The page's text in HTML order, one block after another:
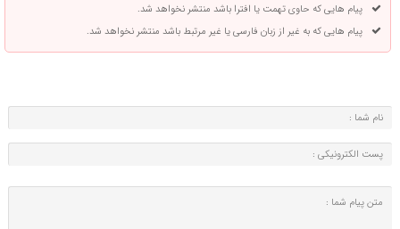
پیام هایی که حاوی تهمت یا افترا باشد منتشر نخواهد شد.
پیام هایی که به غیر از زبان فارسی یا غیر مرتبط باشد منتشر نخواهد شد.